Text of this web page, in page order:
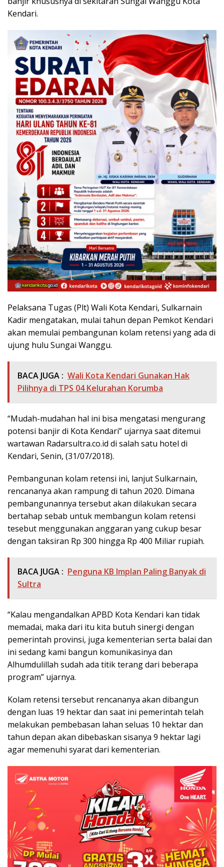
Kendari.
Pelaksana Tugas (Plt) Wali Kota Kendari, Sulkarnain
Kadir mengatakan, mulai tahun depan Pemkot Kendari
akan memulai pembangunan kolam retensi yang ada di
ujung hulu Sungai Wanggu.
BACA JUGA : Wali Kota Kendari Gunakan Hak
Pilihnya di TPS 04 Kelurahan Korumba
“Mudah-mudahan hal ini bisa mengatasi mengurang
potensi banjir di Kota Kendari” ujarnya saat ditemui
wartawan Radarsultra.co.id di salah satu hotel di
Kendari, Senin, (31/07/2018).
Pembangunan kolam retensi ini, lanjut Sulkarnain,
rencananya akan rampung di tahun 2020. Dimana
pembangunannya tersebut akan dilakukan secara
bertahap sebab untuk membangun kolam retensi
tesebut menggunakan anggaran yang cukup besar
dengan taksiran Rp 300 hingga Rp 400 Miliar rupiah.
BACA JUGA : Penguna KB Implan Paling Banyak di
Sultra
“Kalau mengandalkan APBD Kota Kendari kan tidak
memadai, maka dari itu kita butuh sinergi dengan
pemerintah provinsi, juga kementerian serta balai dan
ini sedang kami bangun komunikasinya dan
Alhumdulillah sudah ada titik terang dari beberapa
program” ujarnya.
Kolam retensi tersebut rencananya akan dibangun
dengan luas 19 hektar dan saat ini pemerintah telah
melakukan pembebasan lahan seluas 10 hektar dan
tahun depan akan dibebaskan sisanya 9 hektar lagi
agar memenuhi syarat dari kementerian.